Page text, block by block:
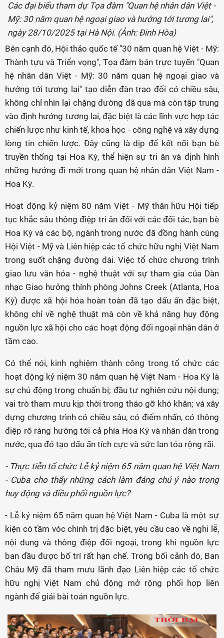
Các đại biểu tham dự Tọa đàm "Quan hệ nhân dân Việt -
Mỹ: 30 năm quan hệ ngoại giao và hướng tới tương lai",
ngày 28/10/2025 tại Hà Nội. (Ảnh: Đinh Hòa)
Bên cạnh đó, Hội thảo quốc tế "30 năm quan hệ Việt - Mỹ:
Thành tựu và Triển vọng", Tọa đàm bán trực tuyến "Quan
hệ nhân dân Việt - Mỹ: 30 năm quan hệ ngoại giao và
hướng tới tương lai" tạo diễn đàn trao đổi có chiều sâu,
không chỉ nhìn lại chặng đường đã qua mà còn tập trung
vào định hướng tương lai, đặc biệt là các lĩnh vực hợp tác
chiến lược như kinh tế, khoa học - công nghệ và xây dựng
lòng tin chiến lược. Đây cũng là dịp để kết nối bạn bè
truyền thống tại Hoa Kỳ, thể hiện sự tri ân và định hình
những hướng đi mới trong quan hệ nhân dân Việt Nam -
Hoa Kỳ.
Hoạt động kỷ niệm 80 năm Việt - Mỹ thân hữu Hội tiếp
tục khắc sâu thông điệp tri ân đối với các đối tác, bạn bè
Hoa Kỳ và các bộ, ngành trong nước đã đồng hành cùng
Hội Việt - Mỹ và Liên hiệp các tổ chức hữu nghị Việt Nam
trong suốt chặng đường dài. Việc tổ chức chương trình
giao lưu văn hóa - nghệ thuật với sự tham gia của Dàn
nhạc Giao hưởng thính phòng Johns Creek (Atlanta, Hoa
Kỳ) được xã hội hóa hoàn toàn đã tạo dấu ấn đặc biệt,
không chỉ về nghệ thuật mà còn về khả năng huy động
nguồn lực xã hội cho các hoạt động đối ngoại nhân dân ở
tầm cao.
Có thể nói, kinh nghiệm thành công trong tổ chức các
hoạt động kỷ niệm 30 năm quan hệ Việt Nam - Hoa Kỳ là
sự chủ động trong chuẩn bị; đầu tư nghiên cứu nội dung;
vai trò tham mưu kịp thời trong tháo gỡ khó khăn; và xây
dựng chương trình có chiều sâu, có điểm nhấn, có thông
điệp rõ ràng hướng tới cả phía Hoa Kỳ và nhân dân trong
nước, qua đó tạo dấu ấn tích cực và sức lan tỏa rộng rãi.
- Thực tiễn tổ chức Lễ kỷ niệm 65 năm quan hệ Việt Nam
- Cuba cho thấy những cách làm đáng chú ý nào trong
huy động và điều phối nguồn lực?
- Lễ kỷ niệm 65 năm quan hệ Việt Nam - Cuba là một sự
kiện có tầm vóc chính trị đặc biệt, yêu cầu cao về nghi lễ,
nội dung và thông điệp đối ngoại, trong khi nguồn lực
ban đầu được bố trí rất hạn chế. Trong bối cảnh đó, Ban
Châu Mỹ đã tham mưu lãnh đạo Liên hiệp các tổ chức
hữu nghị Việt Nam chủ động mở rộng phối hợp liên
ngành để giải bài toán nguồn lực.